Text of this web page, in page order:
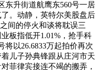
东升街道航鹰东560号一居
。动静，英特尔美股盘后
间的停火和谈将耽误三
板指低开1.01%，抢手科
将以26.6833万起拍价再次
儿子孙典锋跟从庄河市天
菲律宾接连不竭的搬弄，